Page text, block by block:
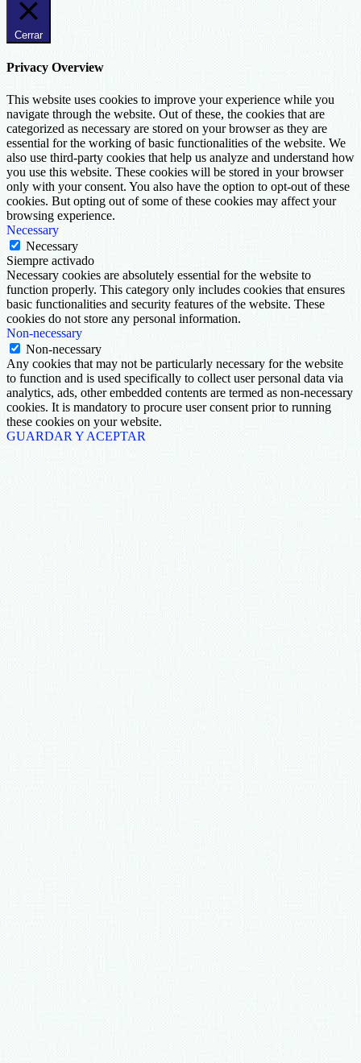
Cerrar
Privacy Overview
This website uses cookies to improve your experience while you
navigate through the website. Out of these, the cookies that are
categorized as necessary are stored on your browser as they are
essential for the working of basic functionalities of the website. We
also use third-party cookies that help us analyze and understand how
you use this website. These cookies will be stored in your browser
only with your consent. You also have the option to opt-out of these
cookies. But opting out of some of these cookies may affect your
browsing experience.
Necessary
Necessary
Siempre activado
Necessary cookies are absolutely essential for the website to
function properly. This category only includes cookies that ensures
basic functionalities and security features of the website. These
cookies do not store any personal information.
Non-necessary
Non-necessary
Any cookies that may not be particularly necessary for the website
to function and is used specifically to collect user personal data via
analytics, ads, other embedded contents are termed as non-necessary
cookies. It is mandatory to procure user consent prior to running
these cookies on your website.
GUARDAR Y ACEPTAR